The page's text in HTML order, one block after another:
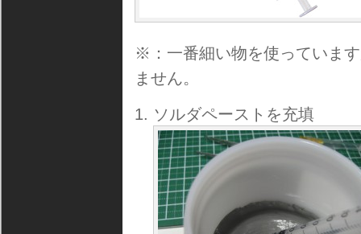
※：一番細い物を使っていま
ません。
ソルダペーストを充填